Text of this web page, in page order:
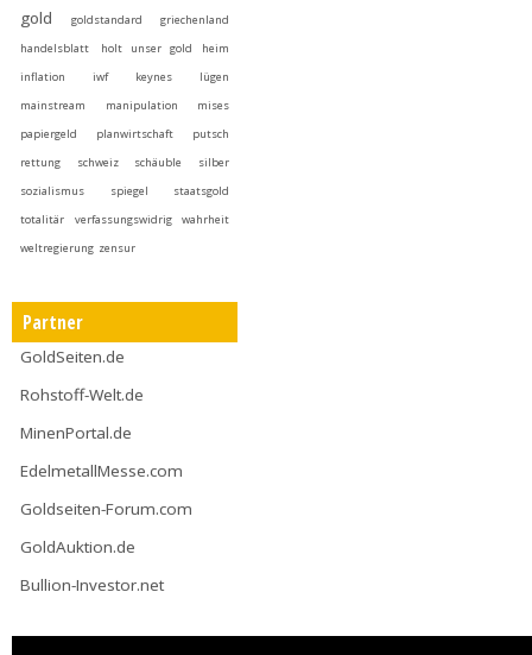
gold goldstandard
griechenland
handelsblatt
holt unser gold heim
inflation
iwf keynes
lügen
mainstream
manipulation
mises
papiergeld
planwirtschaft
putsch
rettung
schweiz schäuble
silber
sozialismus
spiegel
staatsgold
totalitär
verfassungswidrig
wahrheit
weltregierung zensur
Partner
GoldSeiten.de
Rohstoff-Welt.de
MinenPortal.de
EdelmetallMesse.com
Goldseiten-Forum.com
GoldAuktion.de
Bullion-Investor.net